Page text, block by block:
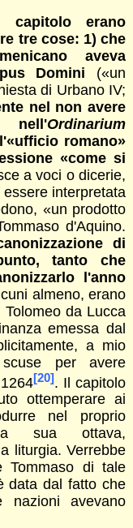
erano
tre cose: 1) che
aveva
Domini («un
di Urbano IV;
nel non avere
nell'Ordinarium
romano»
«come si
a voci o dicerie,
interpretata
«un prodotto
d'Aquino.
di
tanto che
l'anno
almeno, erano
da Lucca
emessa dal
a mio
per avere
[20]. Il capitolo
ottemperare ai
nel proprio
sua ottava,
liturgia. Verrebbe
Tommaso di tale
data dal fatto che
avevano